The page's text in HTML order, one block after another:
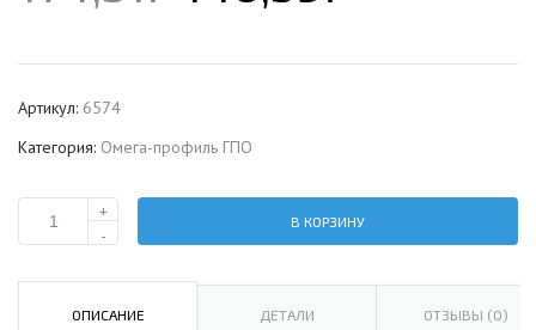
Артикул: 6574
Категория: Омега-профиль ГПО
Количество
профиль
+
-
В КОРЗИНУ
ОПИСАНИЕ ДЕТАЛИ ОТЗЫВЫ (0)